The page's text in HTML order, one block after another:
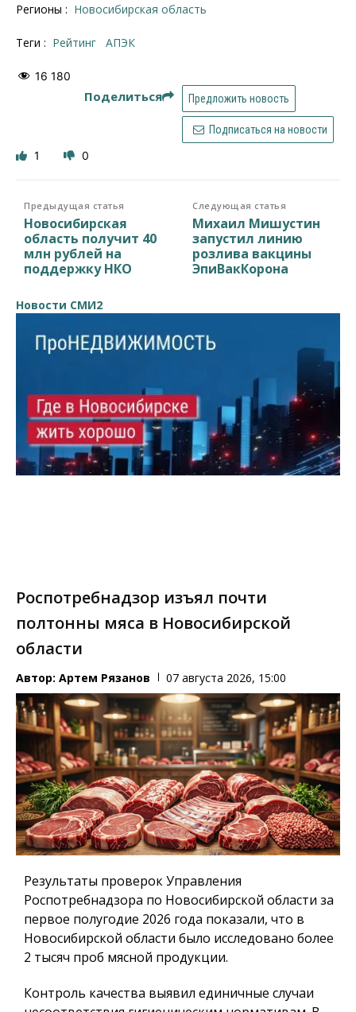
Регионы : Новосибирская область
Теги : рейтинг АПЭК
16 180
Поделиться Предложить новость
Подписаться на новости
1 0
Предыдущая статья
Новосибирская
область получит 40
млн рублей на
поддержку НКО
Следующая статья
Михаил Мишустин
запустил линию
розлива вакцины
ЭпиВакКорона
Новости СМИ2
Роспотребнадзор изъял почти
полтонны мяса в Новосибирской
области
Автор: Артем Рязанов 07 августа 2026, 15:00
Результаты проверок Управления
Роспотребнадзора по Новосибирской области за
первое полугодие 2026 года показали, что в
Новосибирской области было исследовано более
2 тысяч проб мясной продукции.
Контроль качества выявил единичные случаи